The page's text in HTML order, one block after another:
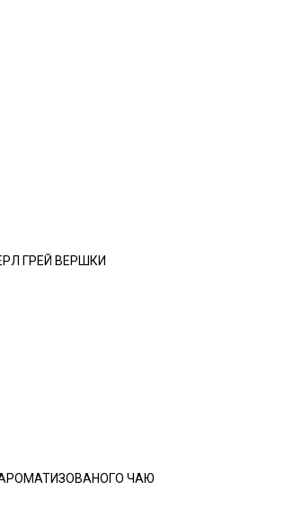
ГРЕЙ ВЕРШКИ
АРОМАТИЗОВАНОГО ЧАЮ